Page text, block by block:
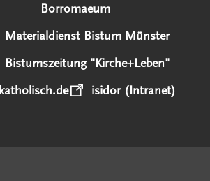
Borromaeum
Materialdienst Bistum Münster
Bistumszeitung "Kirche+Leben"
katholisch.de
isidor (Intranet)